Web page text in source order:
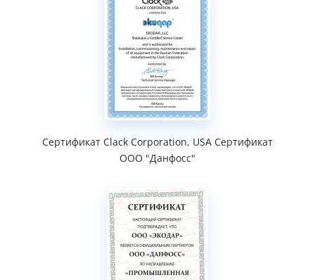
Cертификат Clack Corporation, USA Cертификат
ООО "Данфосс"